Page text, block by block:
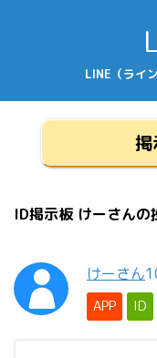
LINE（ライ
掲
ID掲示板 けーさんの
けーさん
APP ID